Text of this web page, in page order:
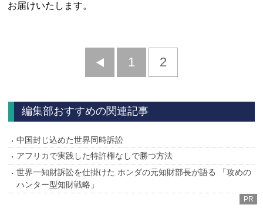
お届けいたします。
前
1 2
編集部おすすめの関連記事
中国封じ込めた世界同時訴訟
アフリカで実践した特許権なしで勝つ方法
世界一知財訴訟を仕掛けた ホンダの元知財部長が語る 「攻めの
ハンター型知財戦略」
PR